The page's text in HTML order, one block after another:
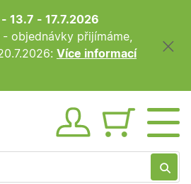
13.7 - 17.7.2026
- objednávky přijímáme,
Více informací
Obsah